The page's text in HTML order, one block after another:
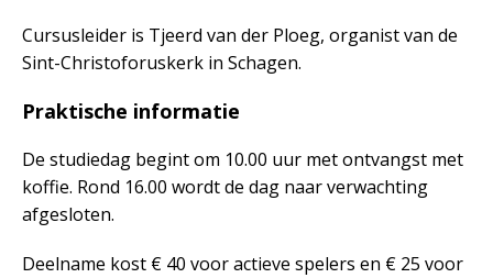
Cursusleider is Tjeerd van der Ploeg, organist van de
Sint-Christoforuskerk in Schagen.
Praktische informatie
De studiedag begint om 10.00 uur met ontvangst met
koffie. Rond 16.00 wordt de dag naar verwachting
afgesloten.
Deelname kost € 40 voor actieve spelers en € 25 voor